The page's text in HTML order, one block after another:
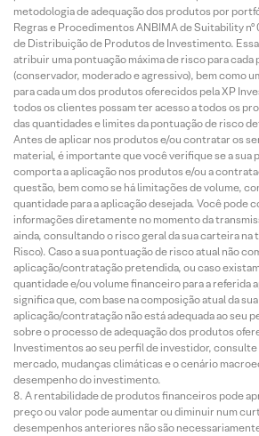
metodologia de adequação dos produtos por
Regras e Procedimentos ANBIMA de Suitability nº
de Distribuição de Produtos de Investimento.
atribuir uma pontuação máxima de risco para
(conservador, moderado e agressivo), bem como
para cada um dos produtos oferecidos pela XP
todos os clientes possam ter acesso a todos os
das quantidades e limites da pontuação de risco
Antes de aplicar nos produtos e/ou contratar os
material, é importante que você verifique se a sua
comporta a aplicação nos produtos e/ou a
questão, bem como se há limitações de volume,
quantidade para a aplicação desejada. Você pode
informações diretamente no momento da
ainda, consultando o risco geral da sua carteira na
Risco). Caso a sua pontuação de risco atual não
aplicação/contratação pretendida, ou caso
quantidade e/ou volume financeiro para a referida
significa que, com base na composição atual da
aplicação/contratação não está adequada ao seu
sobre o processo de adequação dos produtos
Investimentos ao seu perfil de investidor, consulte
mercado, mudanças climáticas e o cenário
desempenho do investimento.
A rentabilidade de produtos financeiros pode
preço ou valor pode aumentar ou diminuir num
desempenhos anteriores não são